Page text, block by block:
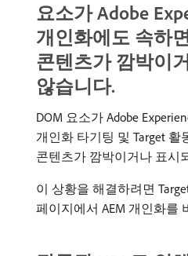
요소가 Adobe
개인화에도 속하
콘텐츠가 깜박이
않습니다.
DOM 요소가 Adobe
개인화 타기팅 및 Target 활
콘텐츠가 깜박이거나 표시
이 상황을 해결하려면
페이지에서 AEM 개인화를